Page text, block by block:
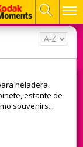
heladera,
estante de
souvenirs...